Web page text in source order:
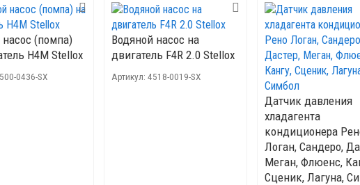
(помпа)
H4M Stellox
0436-SX
Водяной насос на
двигатель F4R 2.0 Stellox
Артикул: 4518-0019-SX
Датчик давления
хладагента
кондиционера
Логан, Сандеро,
Меган, Флюенс,
Сценик, Лагуна,